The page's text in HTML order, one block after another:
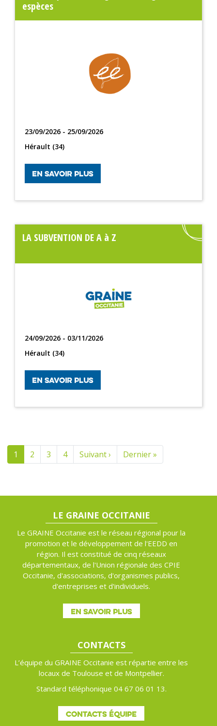
espèces
23/09/2026 - 25/09/2026
Hérault (34)
EN SAVOIR PLUS
LA SUBVENTION DE A à Z
24/09/2026 - 03/11/2026
Hérault (34)
EN SAVOIR PLUS
Pagination
1 2 3 4 Suivant › Page
suivante
Dernier »
page
LE GRAINE OCCITANIE
Le GRAINE Occitanie est le réseau régional pour la
promotion et le développement de l'EEDD en
région. Il est constitué de cinq réseaux
départementaux, de l'Union régionale des CPIE
Occitanie, d'associations, d'organismes publics,
d'entreprises et d'individuels.
EN SAVOIR PLUS
CONTACTS
L’équipe du GRAINE Occitanie est répartie entre les
locaux de Toulouse et de Montpellier.
Standard téléphonique 04 67 06 01 13.
CONTACTS ÉQUIPE